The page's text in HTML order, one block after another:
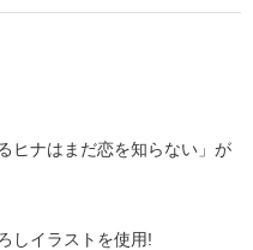
ヒナはまだ恋を知らない」が
しイラストを使用!